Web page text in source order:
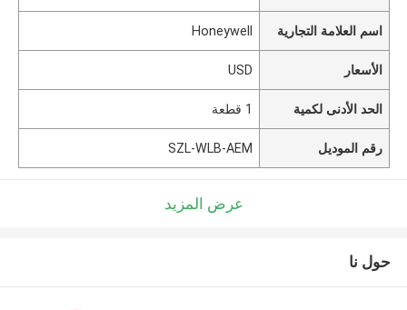
اسم العلامة التجارية Honeywell
الأسعار USD
الحد الأدنى لكمية 1 قطعة
رقم الموديل SZL-WLB-AEM
عرض المزيد
حول نا